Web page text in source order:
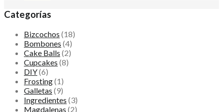
Categorías
Bizcochos (18)
Bombones (4)
Cake Balls (2)
Cupcakes (8)
DIY(6)
Frosting(1)
Galletas (9)
Ingredientes (3)
Magdalenas (2)